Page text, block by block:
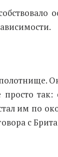
так:
им по
с